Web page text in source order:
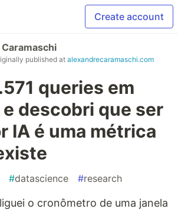
Create account
published at alexandrecaramaschi.com
queries em
descobri que ser
IA é uma métrica
#datascience #research
o cronômetro de uma janela